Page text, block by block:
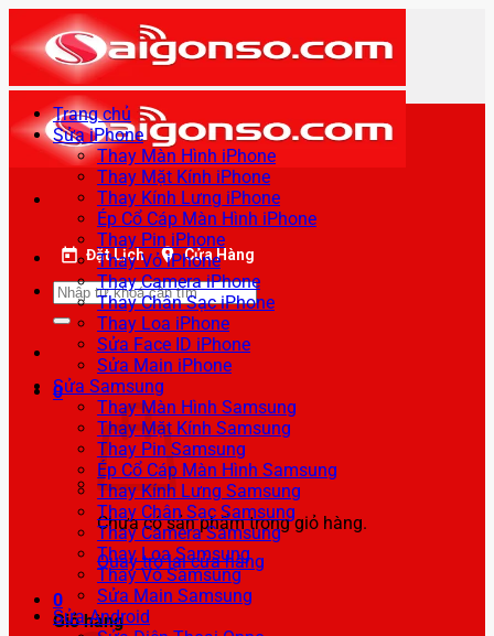
qua
nội
dung
Đặt Lịch Cửa Hàng
Tìm
kiếm:
0
Chưa có sản phẩm trong giỏ hàng.
Quay trở lại cửa hàng
0
Giỏ hàng
Trang chủ
Sửa iPhone
Thay Màn Hình iPhone
Thay Mặt Kính iPhone
Thay Kính Lưng iPhone
Ép Cổ Cáp Màn Hình iPhone
Thay Pin iPhone
Thay Vỏ iPhone
Thay Camera iPhone
Thay Chân Sạc iPhone
Thay Loa iPhone
Sửa Face ID iPhone
Sửa Main iPhone
Sửa Samsung
Thay Màn Hình Samsung
Thay Mặt Kính Samsung
Thay Pin Samsung
Ép Cổ Cáp Màn Hình Samsung
Thay Kính Lưng Samsung
Thay Chân Sạc Samsung
Thay Camera Samsung
Thay Loa Samsung
Thay Vỏ Samsung
Sửa Main Samsung
Sửa Android